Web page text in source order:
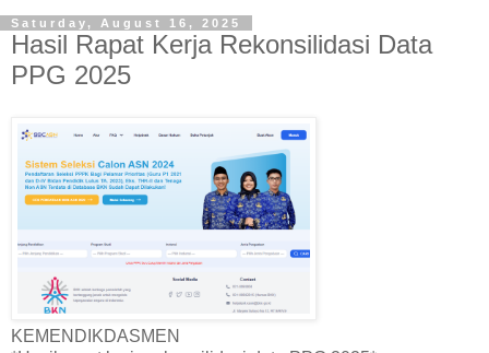
Saturday, August 16, 2025
Hasil Rapat Kerja Rekonsilidasi Data
PPG 2025
KEMENDIKDASMEN